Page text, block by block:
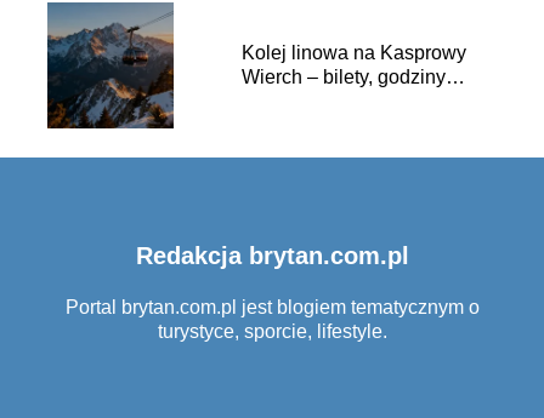
Kolej linowa na Kasprowy
Wierch – bilety, godziny
Redakcja brytan.com.pl
Portal brytan.com.pl jest blogiem tematycznym o
turystyce, sporcie, lifestyle.